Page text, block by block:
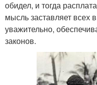
обидел, и тогда
мысль заставляет всех
уважительно,
законов.